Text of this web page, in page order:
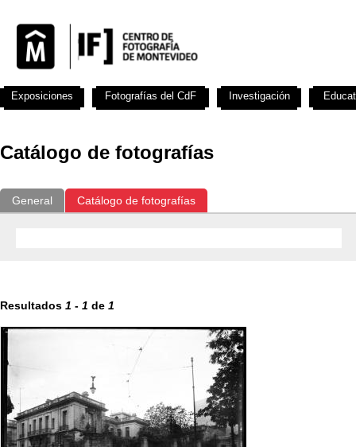
Catálogo de fotografías
General Catálogo de fotografías
Resultados 1 - 1 de 1
Exposiciones Fotografías del CdF Investigación